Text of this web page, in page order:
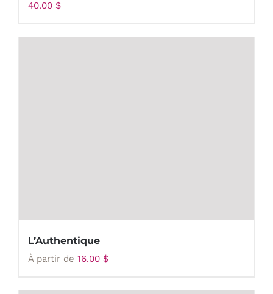
40.00 $
L’Authentique
À partir de 16.00 $